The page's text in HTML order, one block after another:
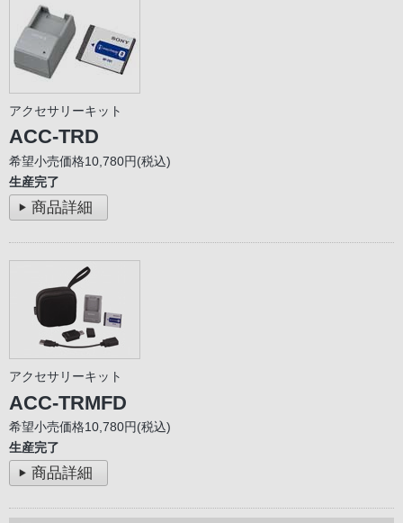
アクセサリーキット
ACC-TRD
希望小売価格10,780円(税込)
生産完了
商品詳細
アクセサリーキット
ACC-TRMFD
希望小売価格10,780円(税込)
生産完了
商品詳細